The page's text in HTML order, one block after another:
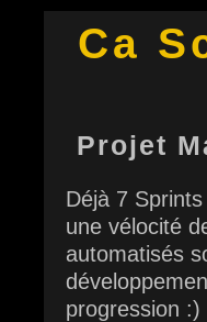
Ca
Projet
Déjà 7
une vélocité
automatisés
progression :)